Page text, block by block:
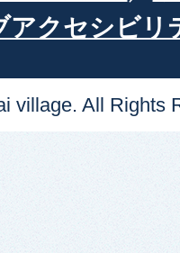
アクセシビリ
village. All Rights